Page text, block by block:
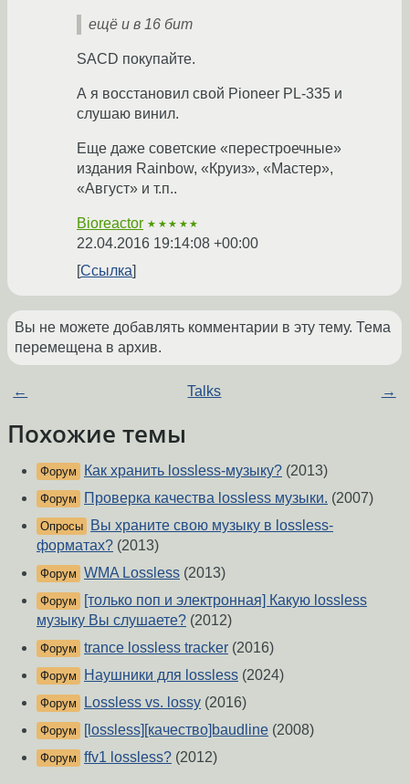
ещё и в 16 бит
SACD покупайте.
А я восстановил свой Pioneer PL-335 и
слушаю винил.
Еще даже советские «перестроечные»
издания Rainbow, «Круиз», «Мастер»,
«Август» и т.п..
Bioreactor ★★★★★
22.04.2016 19:14:08 +00:00
Ссылка
Вы не можете добавлять комментарии в эту тему. Тема
перемещена в архив.
← Talks →
Похожие темы
Форум Как хранить lossless-музыку? (2013)
Форум Проверка качества lossless музыки. (2007)
Опросы
Вы храните свою музыку в lossless-
форматах? (2013)
Форум WMA Lossless (2013)
Форум
[только поп и электронная] Какую lossless
музыку Вы слушаете? (2012)
Форум trance lossless tracker (2016)
Форум Наушники для lossless (2024)
Форум Lossless vs. lossy (2016)
Форум [lossless][качество]baudline (2008)
Форум ffv1 lossless? (2012)